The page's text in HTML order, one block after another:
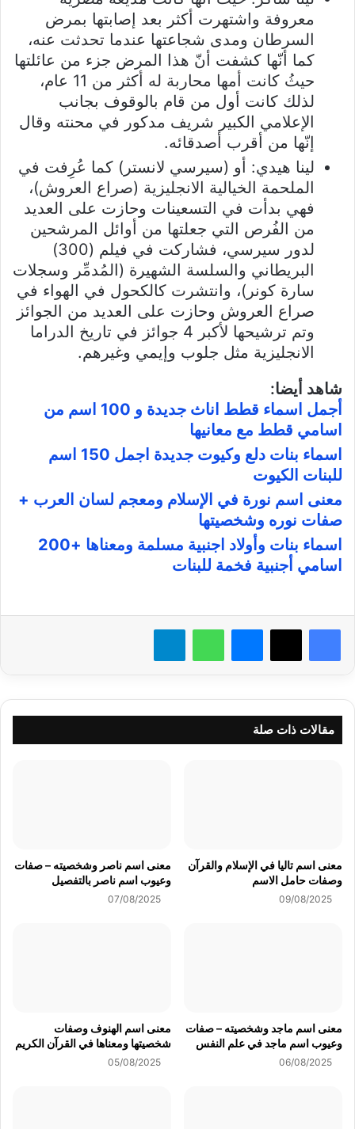
معروفة واشتهرت أكثر بعد إصابتها بمرض
السرطان ومدى شجاعتها عندما تحدثت عنه،
كما أنّها كشفت أنّ هذا المرض جزء من عائلتها
حيثُ كانت أمها محاربة له أكثر من 11 عام،
لذلك كانت أول من قام بالوقوف بجانب
الإعلامي الكبير شريف مدكور في محنته وقال
إنّها من أقرب أصدقائه.
لينا هيدي: أو (سيرسي لانستر) كما عُرِفت في
الملحمة الخيالية الانجليزية (صراع العروش)،
فهي بدأت في التسعينات وحازت على العديد
من الفُرص التي جعلتها من أوائل المرشحين
لدور سيرسي، فشاركت في فيلم (300)
البريطاني والسلسة الشهيرة (المُدمِّر وسجلات
سارة كونر)، وانتشرت كالكحول في الهواء في
صراع العروش وحازت على العديد من الجوائز
وتم ترشيحها لأكبر 4 جوائز في تاريخ الدراما
الانجليزية مثل جلوب وإيمي وغيرهم.
شاهد أيضا:
أجمل اسماء قطط اناث جديدة و 100 اسم من
اسامي قطط مع معانيها
اسماء بنات دلع وكيوت جديدة اجمل 150 اسم
للبنات الكيوت
معنى اسم نورة في الإسلام ومعجم لسان العرب +
صفات نوره وشخصيتها
اسماء بنات وأولاد اجنبية مسلمة ومعناها +200
اسامي أجنبية فخمة للبنات
فيسبوك X ماسنجر واتساب
مقالات ذات صلة
معنى اسم تاليا في الإسلام والقرآن
وصفات حامل الاسم
09/08/2025
معنى اسم ناصر وشخصيته – صفات
وعيوب اسم ناصر بالتفصيل
07/08/2025
معنى اسم ماجد وشخصيته – صفات
وعيوب اسم ماجد في علم النفس
06/08/2025
معنى اسم الهنوف وصفات
شخصيتها ومعناها في القرآن الكريم
05/08/2025